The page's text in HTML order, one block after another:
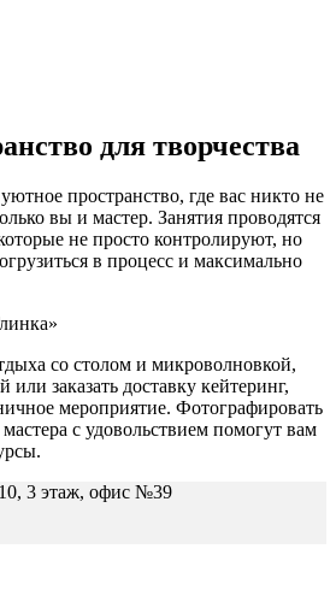
для творчества
пространство, где вас никто не
вы и мастер. Занятия проводятся
не просто контролируют, но
в процесс и максимально
со столом и микроволновкой,
заказать доставку кейтеринг,
мероприятие. Фотографировать
с удовольствием помогут вам
3 этаж, офис №39